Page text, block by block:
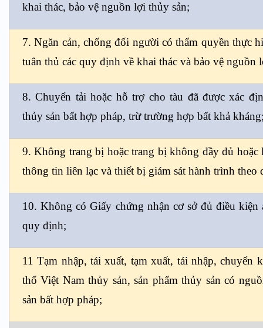
khai thác, bảo vệ nguồn lợi thủy sản;
7. Ngăn cản, chống đối người có thẩm quyền thực
tuân thủ các quy định về khai thác và bảo vệ nguồn
8. Chuyển tải hoặc hỗ trợ cho tàu đã được xác
thủy sản bất hợp pháp, trừ trường hợp bất khả
9. Không trang bị hoặc trang bị không đầy đủ
thông tin liên lạc và thiết bị giám sát hành trình theo
10. Không có Giấy chứng nhận cơ sở đủ điều kiện
quy định;
11 Tạm nhập, tái xuất, tạm xuất, tái nhập, chuyển
thổ Việt Nam thủy sản, sản phẩm thủy sản có
sản bất hợp pháp;